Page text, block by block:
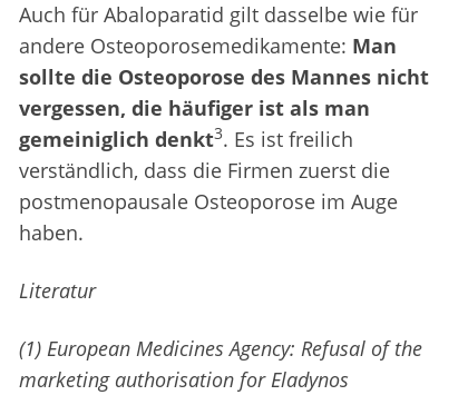
Auch für Abaloparatid gilt dasselbe wie für
andere Osteoporosemedikamente: Man
sollte die Osteoporose des Mannes nicht
vergessen, die häufiger ist als man
gemeiniglich denkt3. Es ist freilich
verständlich, dass die Firmen zuerst die
postmenopausale Osteoporose im Auge
haben.
Literatur
(1) European Medicines Agency: Refusal of the
marketing authorisation for Eladynos